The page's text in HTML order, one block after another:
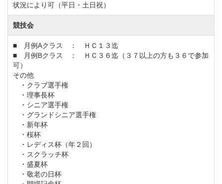
◆交通機関
・自動車でお越しの場合
首都圏中央連絡自動車道「稲敷IC」より10.0km、15
分。「稲敷東IC」より10.0km、15分。
東関東自動車道「大栄IC」より23.0km、35分。
常磐自動車道「桜土浦IC」より30.0km、40分。
東総有料道路から国際桜ゴルフ倶楽部まで約40分。
・電車をご利用の場合
JR常磐線「土浦駅」下車、国際桜ゴルフ倶楽部までは
タクシーで約40分。
JR常磐線「取手駅」から車で60分。
状況により可（平日・土日祝）
競技会
■ 月例Aクラス ： ＨＣ１３迄
■ 月例Bクラス ： ＨＣ３６迄（３７以上の方も３６で参加
可）
その他
・クラブ選手権
・理事長杯
・シニア選手権
・グランドシニア選手権
・新年杯
・桜杯
・レディス杯（年２回）
・スクラッチ杯
・盛夏杯
・敬老の日杯